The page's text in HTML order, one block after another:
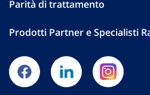
Parità di trattamento
Prodotti Partner e Specialisti